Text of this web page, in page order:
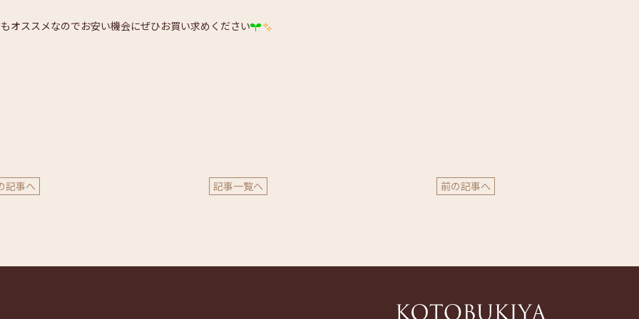
もオススメなのでお安い機会にぜひお買い求めください
記事へ 記事一覧へ 前の記事へ